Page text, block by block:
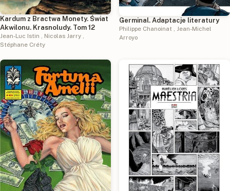
Kardum z Bractwa Monety. Świat
Akwilonu. Krasnoludy. Tom 12
Jean-Luc Istin , Nicolas Jarry ,
Stéphane Créty
Germinal. Adaptacje literatury
Philippe Chanoinat
Jean-Michel
Arroyo